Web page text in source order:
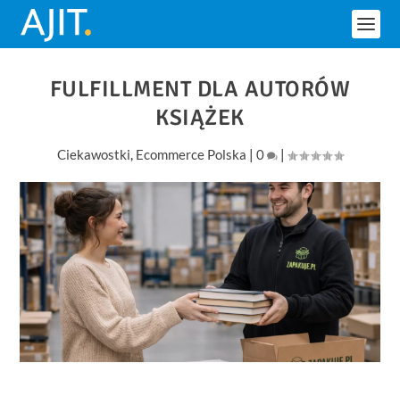
FULFILLMENT DLA AUTORÓW
KSIĄŻEK
Ciekawostki, Ecommerce Polska | 0 |